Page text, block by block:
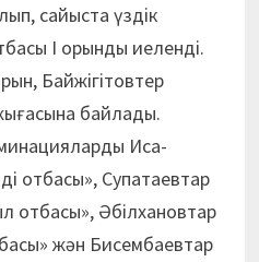
сайыста үздік
І орынды иеленді.
Байжігітовтер
байлады.
Иса­
отбасы», Супатаевтар
Әбілхановтар
жән Бисембаевтар